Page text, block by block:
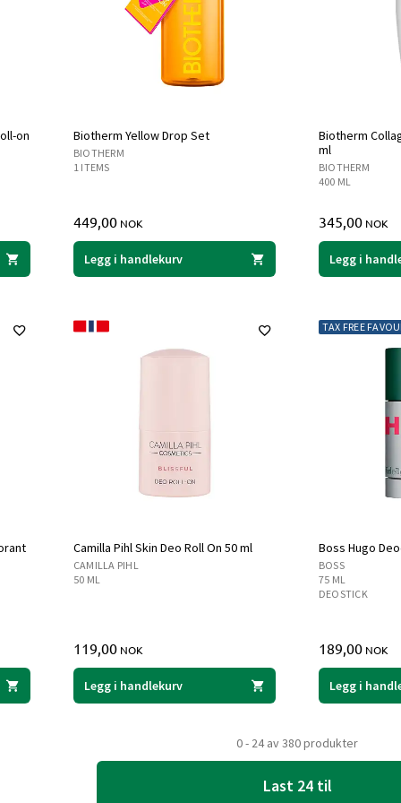
on Biotherm Yellow Drop Set
BIOTHERM
1 ITEMS
449,00 NOK
Legg i handlekurv
Biotherm
ml
BIOTHERM
400 ML
345,00 NOK
Legg i
Camilla Pihl Skin Deo Roll On 50 ml
CAMILLA PIHL
50 ML
119,00 NOK
Legg i handlekurv
Boss Hugo
TAX FREE
BOSS
75 ML
DEOSTICK
189,00 NOK
Legg i
0 - 24 av 380 produkter
Last 24 til